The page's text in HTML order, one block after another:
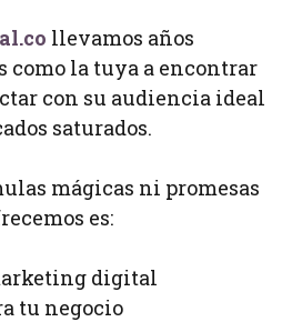
llevamos años
como la tuya a encontrar
con su audiencia ideal
saturados.
mágicas ni promesas
es:
digital
tu negocio